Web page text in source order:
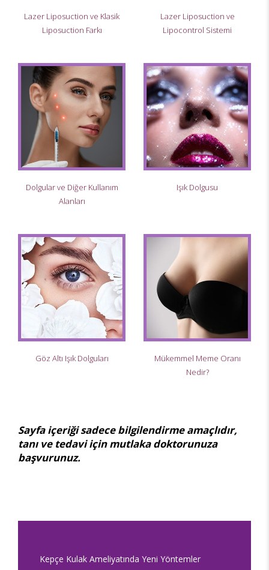
Lazer Liposuction ve Klasik
Liposuction Farkı
Lazer Liposuction ve
Lipocontrol Sistemi
Dolgular ve Diğer Kullanım
Alanları
Işık Dolgusu
Göz Altı Işık Dolguları
Mükemmel Meme Oranı
Nedir?
Sayfa içeriği sadece bilgilendirme amaçlıdır,
tanı ve tedavi için mutlaka doktorunuza
başvurunuz.
Kepçe Kulak Ameliyatında Yeni Yöntemler